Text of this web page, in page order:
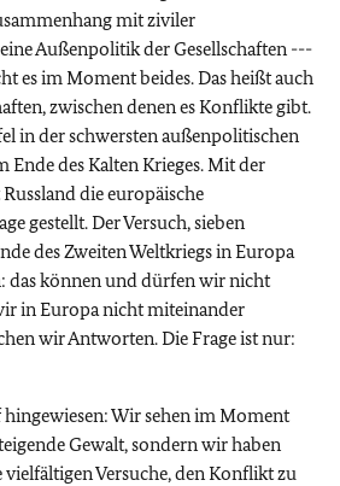
mit ziviler
Außenpolitik der Gesellschaften ---
es im Moment beides. Das heißt auch
zwischen denen es Konflikte gibt.
in der schwersten außenpolitischen
Ende des Kalten Krieges. Mit der
die europäische
gestellt. Der Versuch, sieben
des Zweiten Weltkriegs in Europa
das können und dürfen wir nicht
in Europa nicht miteinander
wir Antworten. Die Frage ist nur:
Wir sehen im Moment
Gewalt, sondern wir haben
Versuche, den Konflikt zu